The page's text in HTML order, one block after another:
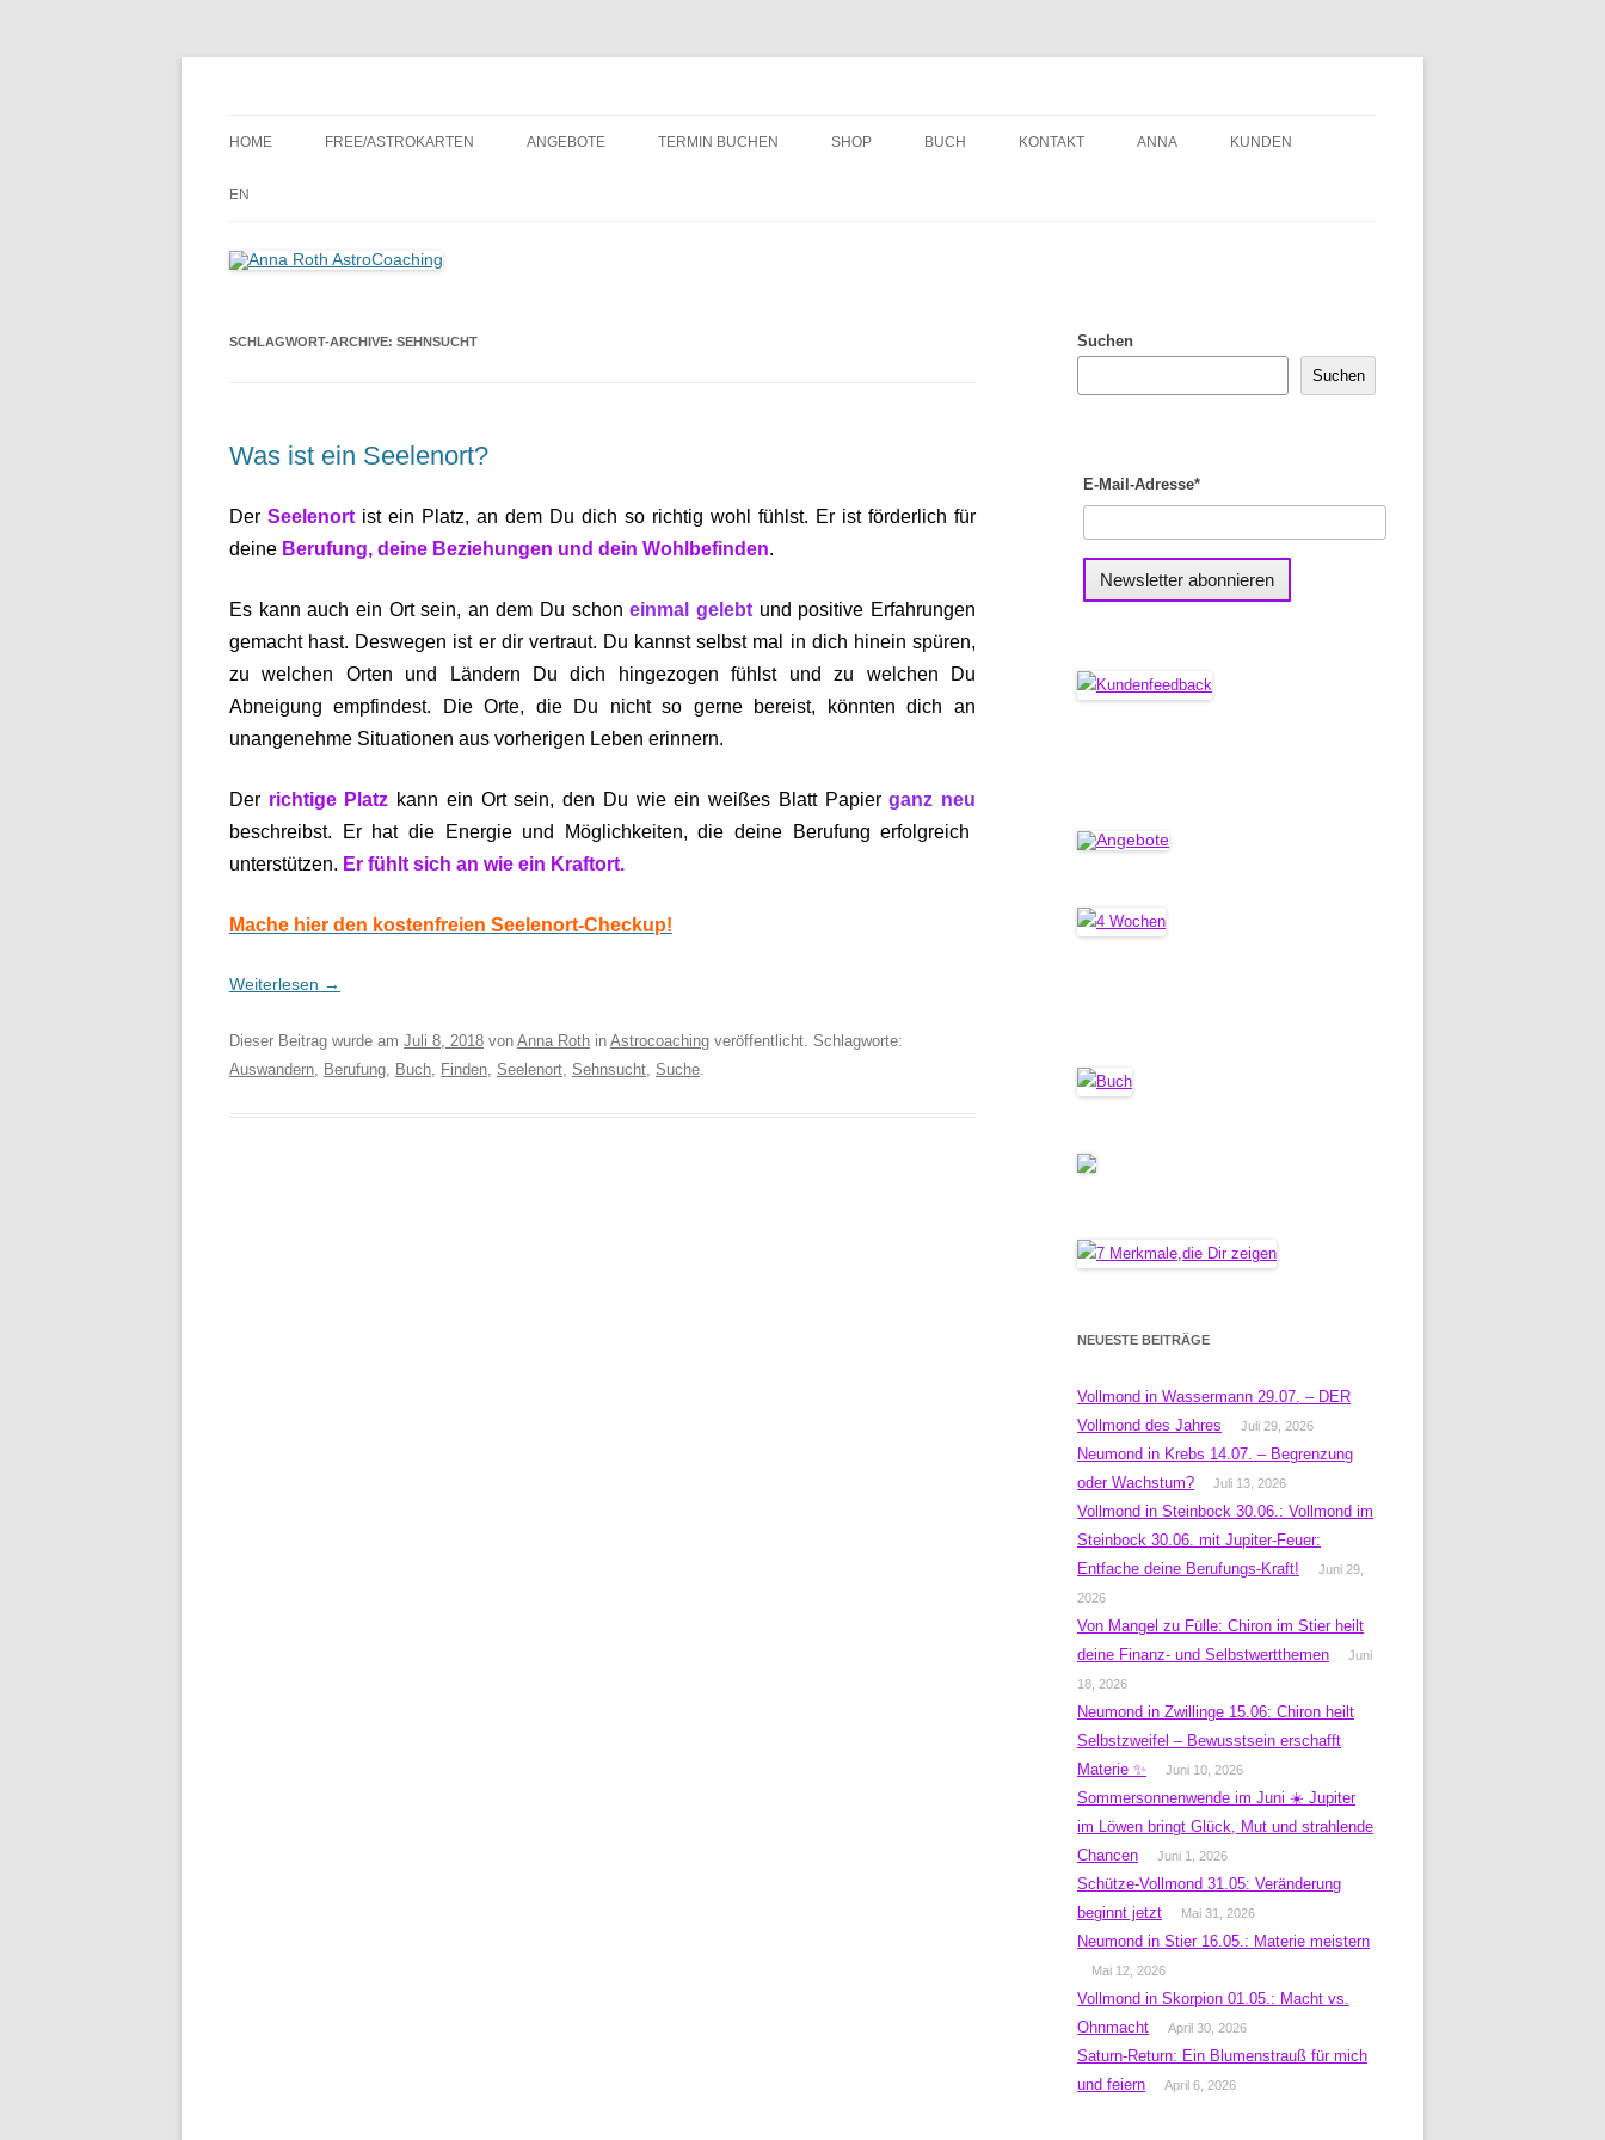
Inhalt
HOME FREE/ASTROKARTEN ANGEBOTE TERMIN BUCHEN SHOP BUCH KONTAKT ANNA KUNDEN
EN
SCHLAGWORT-ARCHIVE: SEHNSUCHT
Was ist ein Seelenort?
Der Seelenort ist ein Platz, an dem Du dich so richtig wohl fühlst. Er ist förderlich für
deine Berufung, deine Beziehungen und dein Wohlbefinden.
Es kann auch ein Ort sein, an dem Du schoneinmal gelebt und positive Erfahrungen
gemacht hast. Deswegen ist er dir vertraut. Du kannst selbst mal in dich hinein spüren,
zu welchen Orten und Ländern Du dich hingezogen fühlst und zu welchen Du
Abneigung empfindest. Die Orte, die Du nicht so gerne bereist, könnten dich an
unangenehme Situationen aus vorherigen Leben erinnern.
Der richtige Platz kann ein Ort sein, den Du wie ein weißes Blatt Papierganz neu
beschreibst. Er hat die Energie und Möglichkeiten, die deine Berufung erfolgreich
unterstützen. Er fühlt sich an wie ein Kraftort.
Mache hier den kostenfreien Seelenort-Checkup!
Weiterlesen →
Dieser Beitrag wurde am Juli 8, 2018 von Anna Roth in Astrocoaching veröffentlicht. Schlagworte:
Auswandern, Berufung, Buch, Finden, Seelenort, Sehnsucht, Suche.
Suchen
Suchen
E-Mail-Adresse*
NEUESTE BEITRÄGE
Vollmond in Wassermann 29.07. – DER
Vollmond des Jahres
Juli 29, 2026
Neumond in Krebs 14.07. – Begrenzung
oder Wachstum?
Juli 13, 2026
Vollmond in Steinbock 30.06.: Vollmond im
Steinbock 30.06. mit Jupiter-Feuer:
Entfache deine Berufungs-Kraft!
Juni 29,
2026
Von Mangel zu Fülle: Chiron im Stier heilt
deine Finanz- und Selbstwertthemen
Juni
18, 2026
Neumond in Zwillinge 15.06: Chiron heilt
Selbstzweifel – Bewusstsein erschafft
Materie ✨
Juni 10, 2026
Sommersonnenwende im Juni ☀️ Jupiter
im Löwen bringt Glück, Mut und strahlende
Chancen
Juni 1, 2026
Schütze-Vollmond 31.05: Veränderung
beginnt jetzt
Mai 31, 2026
Neumond in Stier 16.05.: Materie meistern
Mai 12, 2026
Vollmond in Skorpion 01.05.: Macht vs.
Ohnmacht
April 30, 2026
Saturn-Return: Ein Blumenstrauß für mich
und feiern
April 6, 2026